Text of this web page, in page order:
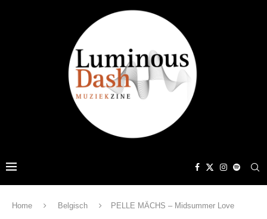
Home Belgisch PELLE MÄCHS – Midsummer Love